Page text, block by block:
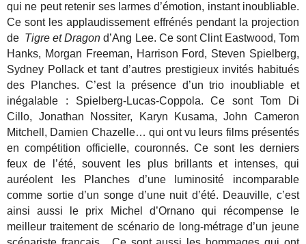
qui ne peut retenir ses larmes d’émotion, instant inoubliable.
Ce sont les applaudissement effrénés pendant la projection
de Tigre et Dragon d’Ang Lee. Ce sont Clint Eastwood, Tom
Hanks, Morgan Freeman, Harrison Ford, Steven Spielberg,
Sydney Pollack et tant d’autres prestigieux invités habitués
des Planches. C’est la présence d’un trio inoubliable et
inégalable : Spielberg-Lucas-Coppola. Ce sont Tom Di
Cillo, Jonathan Nossiter, Karyn Kusama, John Cameron
Mitchell, Damien Chazelle… qui ont vu leurs films présentés
en compétition officielle, couronnés. Ce sont les derniers
feux de l’été, souvent les plus brillants et intenses, qui
auréolent les Planches d’une luminosité incomparable
comme sortie d’un songe d’une nuit d’été. Deauville, c’est
ainsi aussi le prix Michel d’Ornano qui récompense le
meilleur traitement de scénario de long-métrage d’un jeune